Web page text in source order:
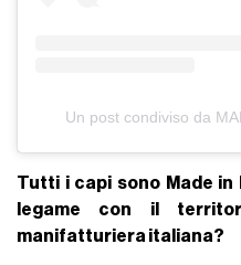
Un post condiviso da
Tutti i capi sono Made
legame con il
manifatturiera italiana?